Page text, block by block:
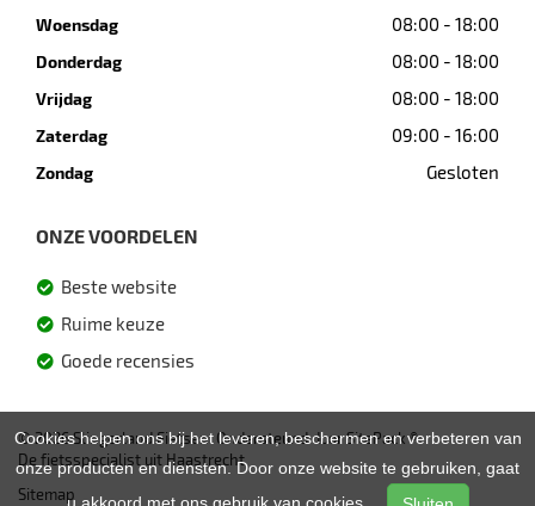
Woensdag 08:00 - 18:00
Donderdag 08:00 - 18:00
Vrijdag 08:00 - 18:00
Zaterdag 09:00 - 16:00
Zondag Gesloten
ONZE VOORDELEN
Beste website
Ruime keuze
Goede recensies
© 2026 Slingerland Fietsen. Ondersteund doorSitePack ®
De fietsspecialist uit Haastrecht
Sitemap
Cookies helpen ons bij het leveren, beschermen en verbeteren van
onze producten en diensten. Door onze website te gebruiken, gaat
u akkoord met ons gebruik van cookies.